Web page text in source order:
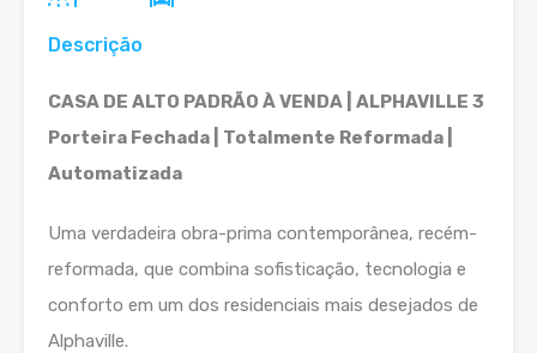
Descrição
CASA DE ALTO PADRÃO À VENDA | ALPHAVILLE 3
Porteira Fechada | Totalmente Reformada |
Automatizada
Uma verdadeira obra-prima contemporânea, recém-
reformada, que combina sofisticação, tecnologia e
conforto em um dos residenciais mais desejados de
Alphaville.